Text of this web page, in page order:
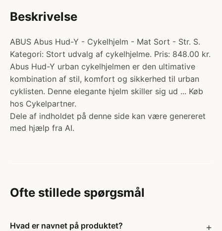
Beskrivelse
ABUS Abus Hud-Y - Cykelhjelm - Mat Sort - Str. S.
Kategori: Stort udvalg af cykelhjelme. Pris: 848.00 kr.
Abus Hud-Y urban cykelhjelmen er den ultimative
kombination af stil, komfort og sikkerhed til urban
cyklisten. Denne elegante hjelm skiller sig ud ... Køb
hos Cykelpartner.
Dele af indholdet på denne side kan være genereret
med hjælp fra AI.
Ofte stillede spørgsmål
Hvad er navnet på produktet?